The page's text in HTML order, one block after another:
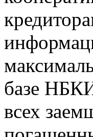
базе
всех